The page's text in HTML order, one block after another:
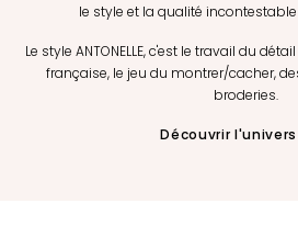
le style et la qualité
Le style ANTONELLE, c'est le travail du
française, le jeu du montrer/cacher,
broderies.
Découvrir l'univers